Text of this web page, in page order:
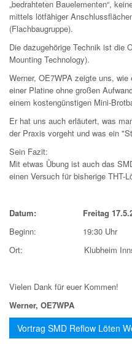
„bedrahteten Bauelementen“,
mittels lötfähiger
(Flachbaugruppe).
Die dazugehörige Technik ist die
Mounting Technology).
Werner, OE7WPA zeigte uns,
einer Platine ohne großen
einem kostengünstigen Mini-
Er hat uns auch erläutert, was
der Praxis vorgeht und was ein
Sein Fazit:
Mit etwas Übung ist auch das
einen Versuch für bisherige THT-
Datum: Freitag
Beginn: 19:30 Uhr
Ort: Klubheim
Vielen Dank für euer Kommen!
Werner, OE7WPA
Vortrag SMD Reflow Löten